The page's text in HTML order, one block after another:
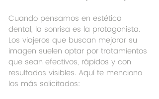
Cuando pensamos en estética
dental, la sonrisa es la protagonista.
Los viajeros que buscan mejorar su
imagen suelen optar por tratamientos
que sean efectivos, rápidos y con
resultados visibles. Aquí te menciono
los más solicitados: